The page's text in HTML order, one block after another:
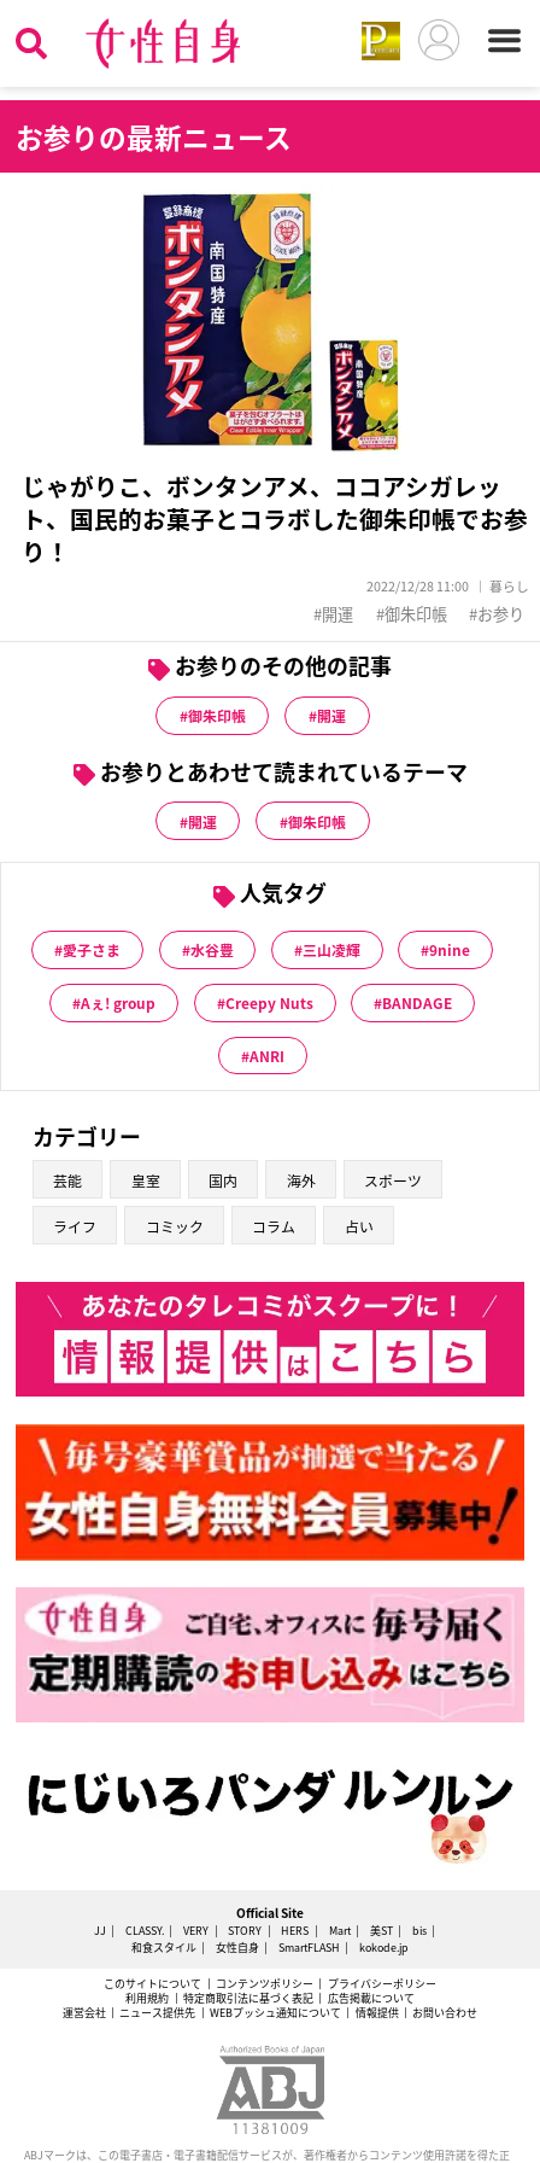
お参りの最新ニュース
じゃがりこ、ボンタンアメ、ココアシガレッ
ト、国民的お菓子とコラボした御朱印帳でお参
り！
2022/12/28 11:00 暮らし
開運 御朱印帳 お参り
お参りのその他の記事
御朱印帳 開運
お参りとあわせて読まれているテーマ
開運 御朱印帳
人気タグ
愛子さま 水谷豊 三山凌輝 9nine
Aぇ! group Creepy Nuts BANDAGE
ANRI
カテゴリー
芸能 皇室 国内 海外 スポーツ
ライフ コミック コラム 占い
Official Site
JJ CLASSY. VERY STORY HERS Mart 美ST
bis
和食スタイル
女性自身 SmartFLASH kokode.jp
このサイトについて コンテンツポリシー
プライバシーポリシー
利用規約
特定商取引法に基づく表記
広告掲載について
運営会社
ニュース提供先 WEBプッシュ通知について 情報提供 お問い合わせ
ABJマークは、この電子書店・電子書籍配信サービスが、著作権者からコンテンツ使用許諾を得た正